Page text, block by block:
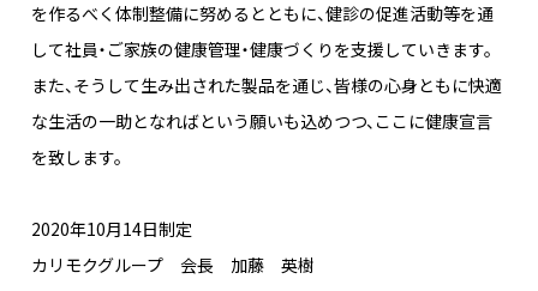
を作るべく体制整備に努めるとともに、健診の促進活動等を通
して社員・ご家族の健康管理・健康づくりを支援していきます。
また、そうして生み出された製品を通じ、皆様の心身ともに快適
な生活の一助となればという願いも込めつつ、ここに健康宣言
を致します。
2020年10月14日制定
カリモクグループ 会長 加藤 英樹